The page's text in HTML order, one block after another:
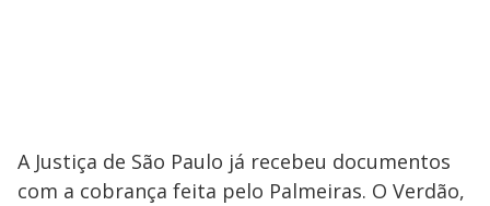
A Justiça de São Paulo já recebeu documentos
com a cobrança feita pelo Palmeiras. O Verdão,